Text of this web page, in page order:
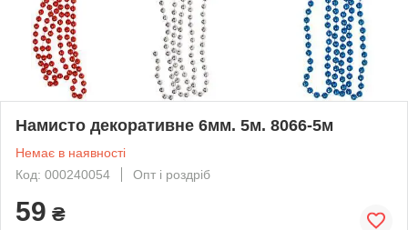
Намисто декоративне 6мм. 5м. 8066-5м
Немає в наявності
Код: 000240054
Опт і роздріб
59 ₴